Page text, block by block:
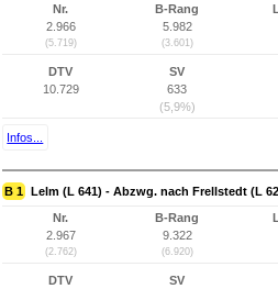
Nr.
2.966
(5.719)
B-Rang
5.982
(3.601)
DTV
10.729
SV
633
(5,9%)
Infos...
B 1 Lelm (L 641) - Abzwg. nach Frellstedt (L
Nr.
2.967
(2.762)
B-Rang
9.322
(6.920)
DTV
SV